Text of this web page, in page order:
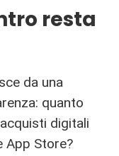
resta
da una
quanto
digitali
App Store?